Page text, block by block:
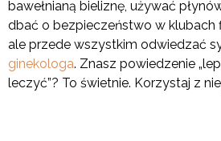
bawełnianą bieliznę, używać
dbać o bezpieczeństwo w klubach
ale przede wszystkim odwiedzać
ginekologa. Znasz powiedzenie
leczyć”? To świetnie. Korzystaj z